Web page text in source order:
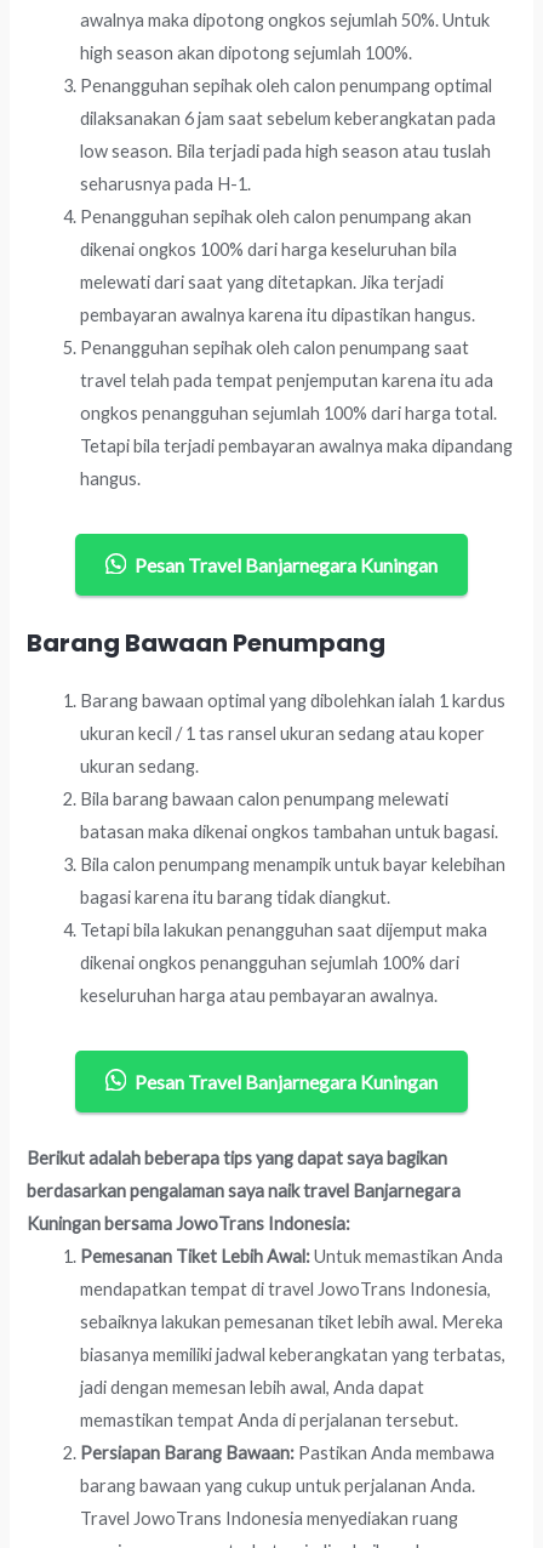
awalnya maka dipotong ongkos sejumlah 50%. Untuk
high season akan dipotong sejumlah 100%.
Penangguhan sepihak oleh calon penumpang optimal
dilaksanakan 6 jam saat sebelum keberangkatan pada
low season. Bila terjadi pada high season atau tuslah
seharusnya pada H-1.
Penangguhan sepihak oleh calon penumpang akan
dikenai ongkos 100% dari harga keseluruhan bila
melewati dari saat yang ditetapkan. Jika terjadi
pembayaran awalnya karena itu dipastikan hangus.
Penangguhan sepihak oleh calon penumpang saat
travel telah pada tempat penjemputan karena itu ada
ongkos penangguhan sejumlah 100% dari harga total.
Tetapi bila terjadi pembayaran awalnya maka dipandang
hangus.
Pesan Travel Banjarnegara Kuningan
Barang Bawaan Penumpang
Barang bawaan optimal yang dibolehkan ialah 1 kardus
ukuran kecil / 1 tas ransel ukuran sedang atau koper
ukuran sedang.
Bila barang bawaan calon penumpang melewati
batasan maka dikenai ongkos tambahan untuk bagasi.
Bila calon penumpang menampik untuk bayar kelebihan
bagasi karena itu barang tidak diangkut.
Tetapi bila lakukan penangguhan saat dijemput maka
dikenai ongkos penangguhan sejumlah 100% dari
keseluruhan harga atau pembayaran awalnya.
Pesan Travel Banjarnegara Kuningan
Berikut adalah beberapa tips yang dapat saya bagikan
berdasarkan pengalaman saya naik travel Banjarnegara
Kuningan bersama JowoTrans Indonesia:
Pemesanan Tiket Lebih Awal:Untuk memastikan Anda
mendapatkan tempat di travel JowoTrans Indonesia,
sebaiknya lakukan pemesanan tiket lebih awal. Mereka
biasanya memiliki jadwal keberangkatan yang terbatas,
jadi dengan memesan lebih awal, Anda dapat
memastikan tempat Anda di perjalanan tersebut.
Persiapan Barang Bawaan: Pastikan Anda membawa
barang bawaan yang cukup untuk perjalanan Anda.
Travel JowoTrans Indonesia menyediakan ruang